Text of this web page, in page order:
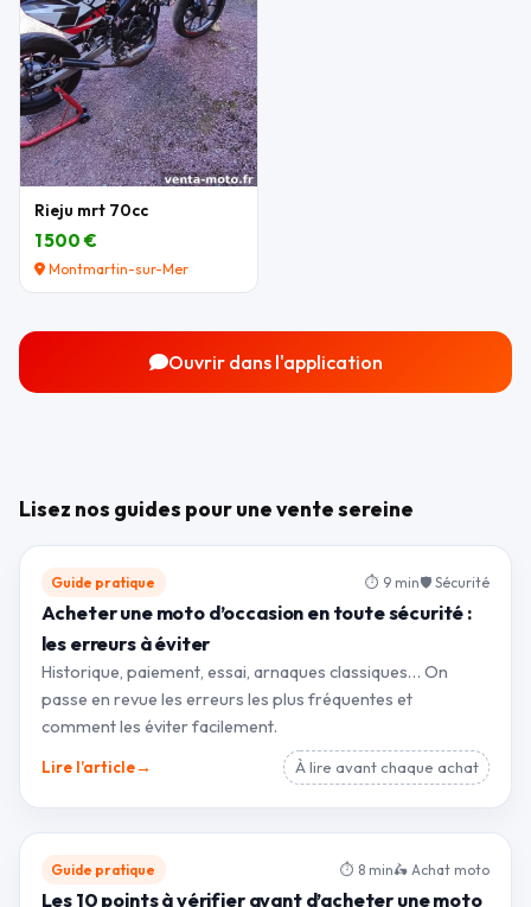
Rieju mrt 70cc
1 500 €
Montmartin-sur-Mer
Ouvrir dans l'application
Lisez nos guides pour une vente sereine
Guide pratique ⏱ 9 min🛡 Sécurité
Acheter une moto d’occasion en toute sécurité :
les erreurs à éviter
Historique, paiement, essai, arnaques classiques… On
passe en revue les erreurs les plus fréquentes et
comment les éviter facilement.
Lire l’article→ À lire avant chaque achat
Guide pratique ⏱ 8 min🛵 Achat moto
Les 10 points à vérifier avant d’acheter une moto